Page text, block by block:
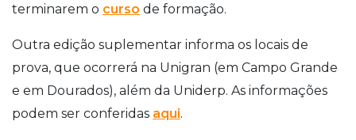
terminarem o curso de formação.
Outra edição suplementar informa os locais de
prova, que ocorrerá na Unigran (em Campo Grande
e em Dourados), além da Uniderp. As informações
podem ser conferidas aqui.